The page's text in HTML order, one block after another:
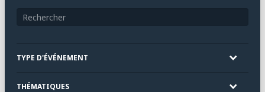
TYPE D'ÉVÉNEMENT
THÉMATIQUES